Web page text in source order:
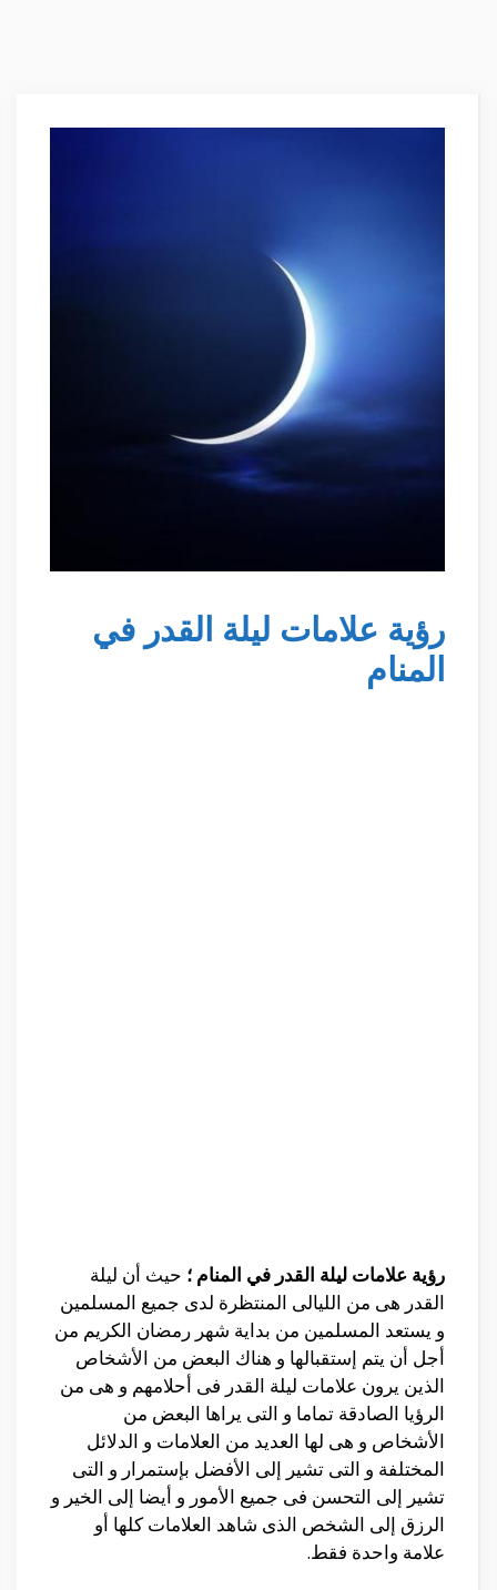
رؤية علامات ليلة القدر في
المنام
رؤية علامات ليلة القدر في المنام ؛ حيث أن ليلة
القدر هى من الليالى المنتظرة لدى جميع المسلمين
و يستعد المسلمين من بداية شهر رمضان الكريم من
أجل أن يتم إستقبالها و هناك البعض من الأشخاص
الذين يرون علامات ليلة القدر فى أحلامهم و هى من
الرؤيا الصادقة تماما و التى يراها البعض من
الأشخاص و هى لها العديد من العلامات و الدلائل
المختلفة و التى تشير إلى الأفضل بإستمرار و التى
تشير إلى التحسن فى جميع الأمور و أيضا إلى الخير و
الرزق إلى الشخص الذى شاهد العلامات كلها أو
علامة واحدة فقط.